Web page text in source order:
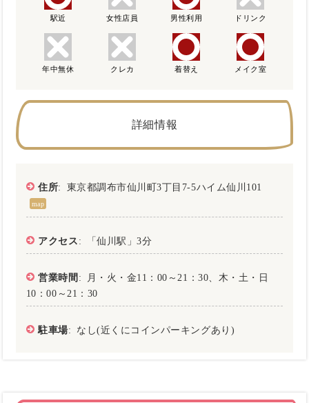
駅近 女性店員 男性利用 ドリンク
年中無休 クレカ 着替え メイク室
詳細情報
住所: 東京都調布市仙川町3丁目7-5ハイム仙川101
map
アクセス : 「仙川駅」3分
営業時間 : 月・火・金11：00～21：30、木・土・日
10：00～21：30
駐車場: なし(近くにコインパーキングあり)